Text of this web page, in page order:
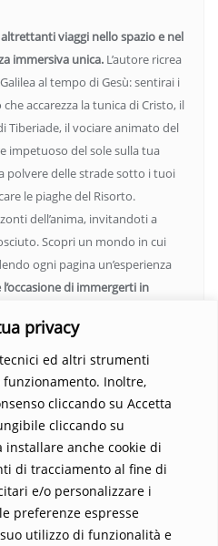
privacy
ed altri strumenti
Inoltre,
cliccando su Accetta
cliccando su
installare anche cookie di
di tracciamento al fine di
e/o personalizzare i
preferenze espresse
utilizzo di funzionalità e
viaggi nello spazio e nel
immersiva unica. L’autore ricrea
al tempo di Gesù: sentirai i
accarezza la tunica di Cristo, il
Tiberiade, il vociare animato del
impetuoso del sole sulla tua
polvere delle strade sotto i tuoi
le piaghe del Risorto.
dell’anima, invitandoti a
Scopri un mondo in cui
ogni pagina un’esperienza
di immergerti in
Contatti